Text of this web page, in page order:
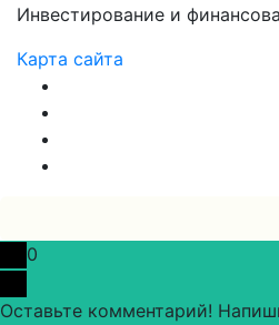
Инвестирование и
Карта сайта
0
Оставьте комментарий!